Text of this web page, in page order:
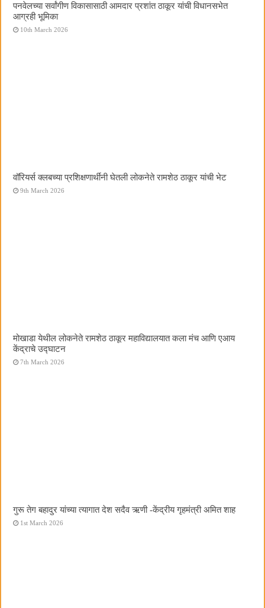
पनवेलच्या सर्वांगीण विकासासाठी आमदार प्रशांत ठाकूर यांची विधानसभेत
आग्रही भूमिका
10th March 2026
वॉरियर्स क्लबच्या प्रशिक्षणार्थींनी घेतली लोकनेते रामशेठ ठाकूर यांची भेट
9th March 2026
मोखाडा येथील लोकनेते रामशेठ ठाकूर महाविद्यालयात कला मंच आणि एआय
केंद्राचे उद्घाटन
7th March 2026
गुरू तेग बहादुर यांच्या त्यागात देश सदैव ऋणी -केंद्रीय गृहमंत्री अमित शाह
1st March 2026